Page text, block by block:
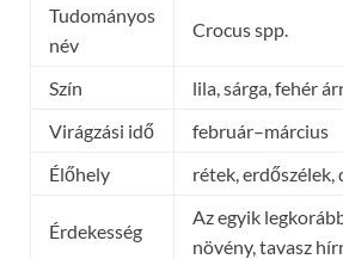
Tudományos
név
Crocus spp.
Szín
lila, sárga, fehér
Virágzási idő
február–március
Élőhely
rétek,
Érdekesség
Az egyik
növény, tavasz